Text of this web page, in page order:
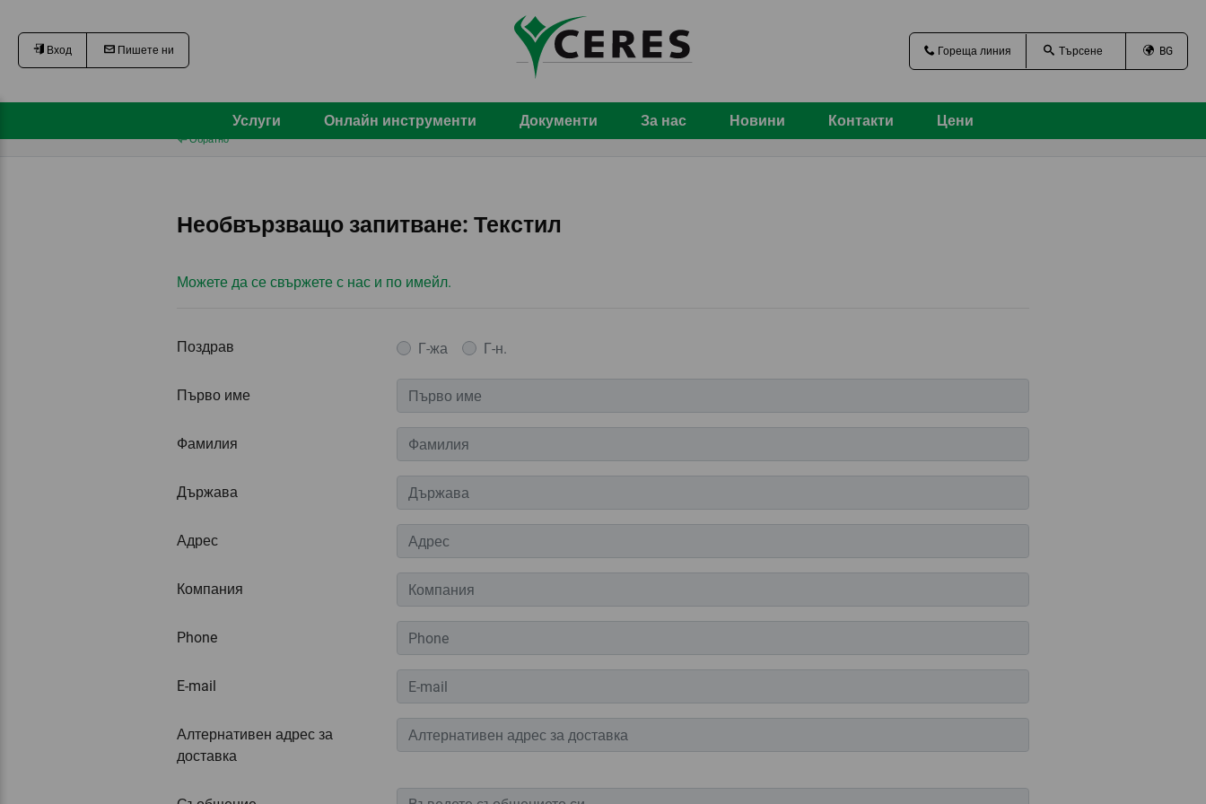
Вход Пишете ни Гореща линия BG
Услуги Онлайн инструменти Документи За нас Новини Контакти Цени
Обратно
Необвързващо запитване: Текстил
Можете да се свържете с нас и по имейл.
Поздрав Г-жа Г-н.
Първо име
Фамилия
Държава
Адрес
Компания
Phone
E-mail
Алтернативен адрес за
доставка